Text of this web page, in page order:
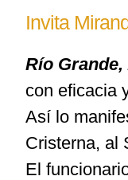
Invita
Río Grande,
con eficacia
Así lo
Cristerna, al
El